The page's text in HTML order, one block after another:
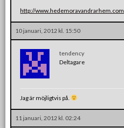
http://www.hedemoravandrarhem.com
10 januari, 2012 kl. 15:50
tendency
Deltagare
Jag är möjligtvis på.
11 januari, 2012 kl. 02:24